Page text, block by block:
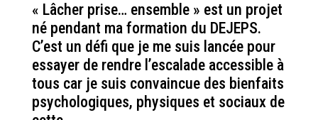
« Lâcher prise… ensemble » est un projet
né pendant ma formation du DEJEPS.
C’est un défi que je me suis lancée pour
essayer de rendre l’escalade accessible à
tous car je suis convaincue des bienfaits
psychologiques, physiques et sociaux de